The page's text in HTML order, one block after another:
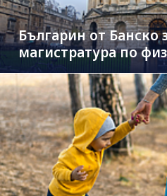
Българин от Банско
магистратура по